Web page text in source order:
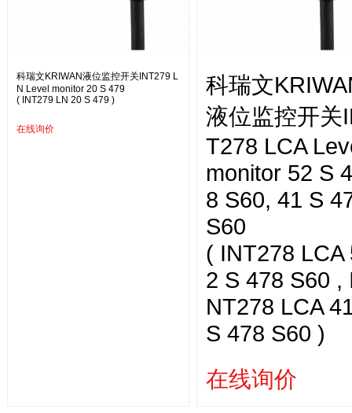
科瑞文KRIWAN液位监控开关INT279 L
N Level monitor 20 S 479
( INT279 LN 20 S 479 )
在线询价
科瑞文
液位监控开关
T278 LCA
monitor 52 S
8 S60, 41 S
S60
( INT278 LCA
2 S 478 S60 ,
NT278 LCA
S 478 S60 )
在线询价